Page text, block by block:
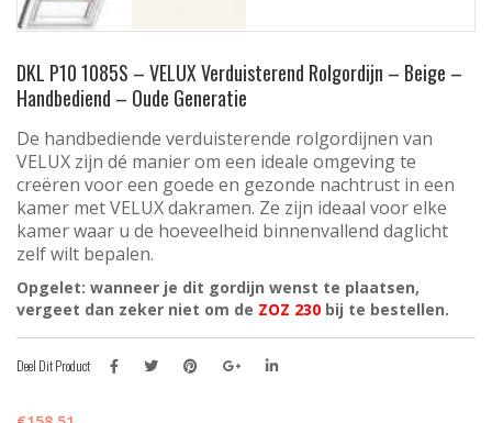
DKL P10 1085S – VELUX Verduisterend Rolgordijn – Beige –
Handbediend – Oude Generatie
De handbediende verduisterende rolgordijnen van
VELUX zijn dé manier om een ideale omgeving te
creëren voor een goede en gezonde nachtrust in een
kamer met VELUX dakramen. Ze zijn ideaal voor elke
kamer waar u de hoeveelheid binnenvallend daglicht
zelf wilt bepalen.
Opgelet: wanneer je dit gordijn wenst te plaatsen,
vergeet dan zeker niet om de ZOZ 230 bij te bestellen.
Deel Dit Product